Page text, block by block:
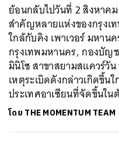
ย้อนกลับไปวันที่ 2 สิงหาค
สำคัญหลายแห่งของกรุงเ
ใกล้กับคิง เพาเวอร์ มหาน
กรุงเทพมหานคร, กองบัญ
มินิโซ สาขาสยามสแควร์วั
เหตุระเบิดดังกล่าวเกิดขึ้น
ประเทศอาเซียนที่จัดขึ้นใน
โดย THE MOMENTUM TEAM